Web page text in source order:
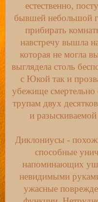
естественно,
бывшей небольшой
прибирать
навстречу вышла
которая не могла
выглядела столь
с Юкой так и
убежище
трупам двух
и
Диклониусы -
способные
напоминающих
невидимыми
ужасные